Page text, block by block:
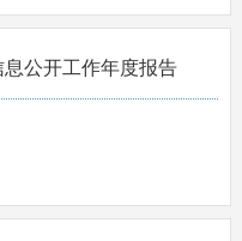
公开工作年度报告